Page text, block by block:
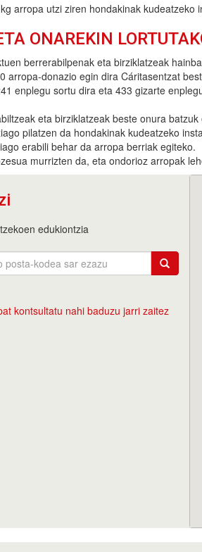
arropa utzi ziren hondakinak
ONAREKIN
berrerabilpenak eta birziklatzeak
arropa-donazio egin dira Cáritasentzat
enplegu sortu dira eta 433 gizarte
eta birziklatzeak beste onura batzuk
pilatzen da hondakinak kudeatzeko
erabili behar da arropa berriak egiteko.
murrizten da, eta ondorioz arropak
edukiontzia
kontsultatu nahi baduzu jarri zaitez